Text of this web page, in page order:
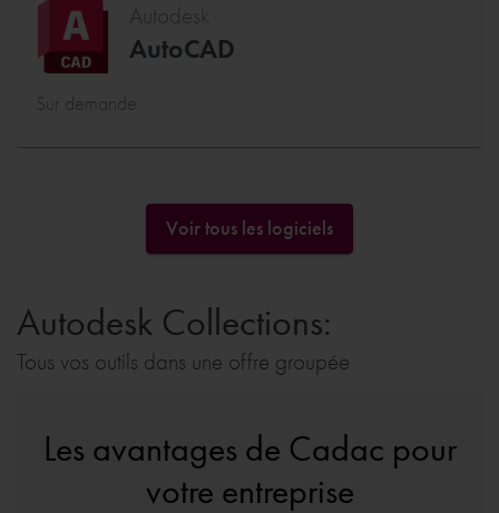
Autodesk
AutoCAD
Sur demande
Voir tous les logiciels
Autodesk Collections:
Tous vos outils dans une offre groupée
Les avantages de Cadac pour
votre entreprise